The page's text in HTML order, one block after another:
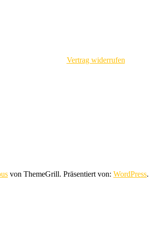
Vertrag widerrufen
von ThemeGrill. Präsentiert von: WordPress.